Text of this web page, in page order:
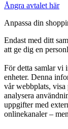
Ångra avtalet här
Anpassa din
Endast med ditt
att ge dig en
För detta samlar vi
enheter. Denna
vår webbplats, visa
analysera
uppgifter med
onlinekanaler –